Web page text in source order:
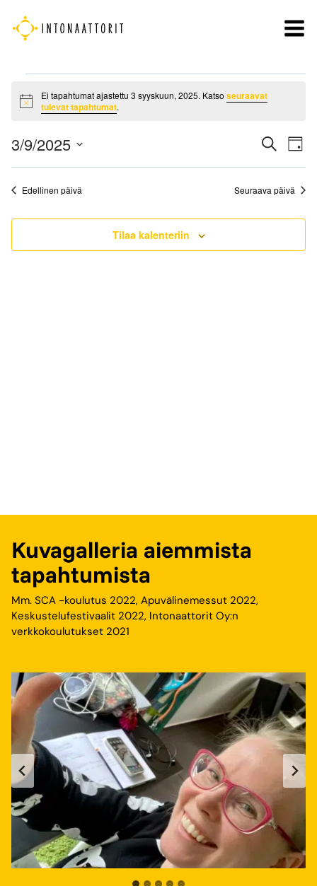
sisältöön
for
syyskuun,
2025
Notice
Ei tapahtumat ajastettu 3 syyskuun, 2025. Katsoseuraavat
tulevat tapahtumat.
Etsi
aja
Etsi Päivä
3/9/2025
Edellinen päivä Seuraava päivä
Tilaa kalenteriin
Kuvagalleria aiemmista
tapahtumista
Mm. SCA -koulutus 2022, Apuvälinemessut 2022,
Keskustelufestivaalit 2022, Intonaattorit Oy:n
verkkokoulutukset 2021